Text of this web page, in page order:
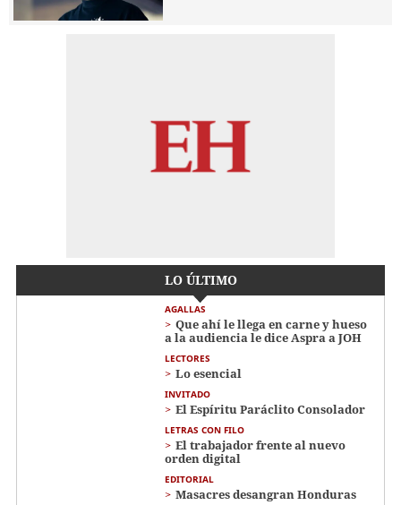
LO ÚLTIMO
AGALLAS
Que ahí le llega en carne y hueso
a la audiencia le dice Aspra a JOH
LECTORES
Lo esencial
INVITADO
El Espíritu Paráclito Consolador
LETRAS CON FILO
El trabajador frente al nuevo
orden digital
EDITORIAL
Masacres desangran Honduras